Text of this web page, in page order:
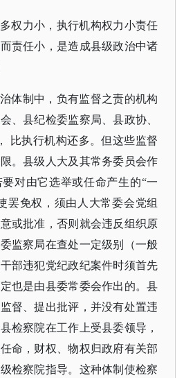
多权力小，执行机构权力小责任
责任小，是造成县级政治中诸
体制中，负有监督之责的机构
、县纪检委监察局、县政协、
比执行机构还多。但这些监督
。县级人大及其常务委员会作
对由它选举或任命产生的“一
罢免权，须由人大常委会党组
或批准，否则就会违反组织原
监察局在查处一定级别（一般
部违犯党纪政纪案件时须首先
也是由县委常委会作出的。县
督、提出批评，并没有处置违
检察院在工作上受县委领导，
命，财权、物权归政府有关部
检察院指导。这种体制使检察